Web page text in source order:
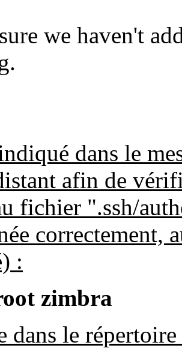
we haven't
dans le
afin de
fichier ".ssh/
correctement,
:
zimbra
dans le répertoire